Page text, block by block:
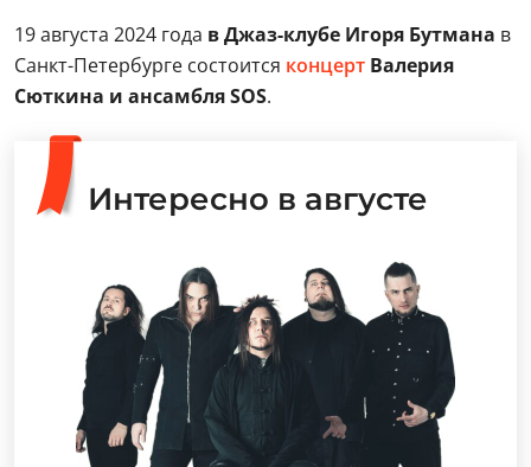
19 августа 2024 года в Джаз-клубе Игоря Бутмана в
Санкт-Петербурге состоится концерт Валерия
Сюткина и ансамбля SOS.
Интересно в августе